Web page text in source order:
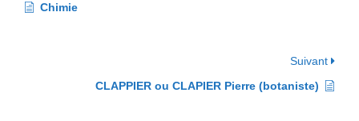
Chimie
Suivant
CLAPPIER ou CLAPIER Pierre (botaniste)